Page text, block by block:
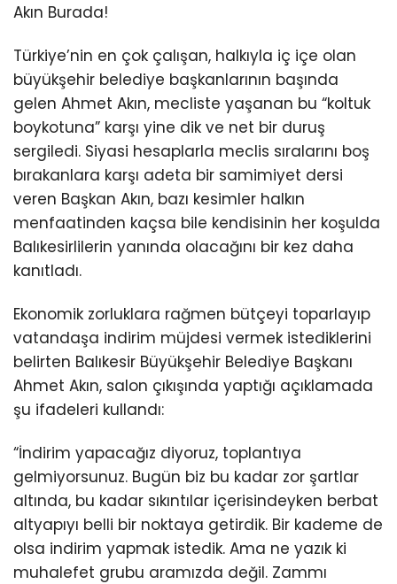
Akın Burada!
Türkiye’nin en çok çalışan, halkıyla iç içe olan
büyükşehir belediye başkanlarının başında
gelen Ahmet Akın, mecliste yaşanan bu “koltuk
boykotuna” karşı yine dik ve net bir duruş
sergiledi. Siyasi hesaplarla meclis sıralarını boş
bırakanlara karşı adeta bir samimiyet dersi
veren Başkan Akın, bazı kesimler halkın
menfaatinden kaçsa bile kendisinin her koşulda
Balıkesirlilerin yanında olacağını bir kez daha
kanıtladı.
Ekonomik zorluklara rağmen bütçeyi toparlayıp
vatandaşa indirim müjdesi vermek istediklerini
belirten Balıkesir Büyükşehir Belediye Başkanı
Ahmet Akın, salon çıkışında yaptığı açıklamada
şu ifadeleri kullandı:
“İndirim yapacağız diyoruz, toplantıya
gelmiyorsunuz. Bugün biz bu kadar zor şartlar
altında, bu kadar sıkıntılar içerisindeyken berbat
altyapıyı belli bir noktaya getirdik. Bir kademe de
olsa indirim yapmak istedik. Ama ne yazık ki
muhalefet grubu aramızda değil. Zammı